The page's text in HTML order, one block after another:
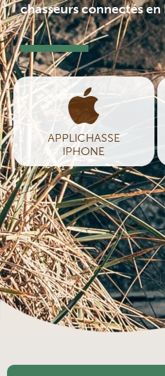
chasseurs connectés
APPLICHASSE
IPHONE